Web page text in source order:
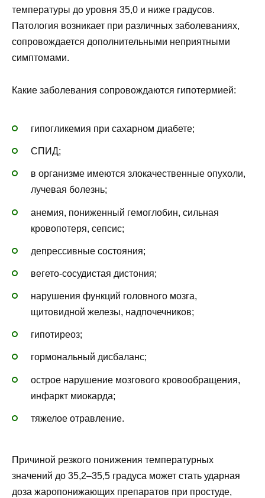
температуры до уровня 35,0 и ниже градусов.
Патология возникает при различных заболеваниях,
сопровождается дополнительными неприятными
симптомами.
Какие заболевания сопровождаются гипотермией:
гипогликемия при сахарном диабете;
СПИД;
в организме имеются злокачественные опухоли,
лучевая болезнь;
анемия, пониженный гемоглобин, сильная
кровопотеря, сепсис;
депрессивные состояния;
вегето-сосудистая дистония;
нарушения функций головного мозга,
щитовидной железы, надпочечников;
гипотиреоз;
гормональный дисбаланс;
острое нарушение мозгового кровообращения,
инфаркт миокарда;
тяжелое отравление.
Причиной резкого понижения температурных
значений до 35,2–35,5 градуса может стать ударная
доза жаропонижающих препаратов при простуде,